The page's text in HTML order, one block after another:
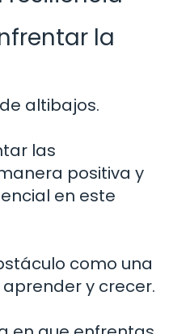
la
altibajos.
las
positiva y
en este
como una
y crecer.